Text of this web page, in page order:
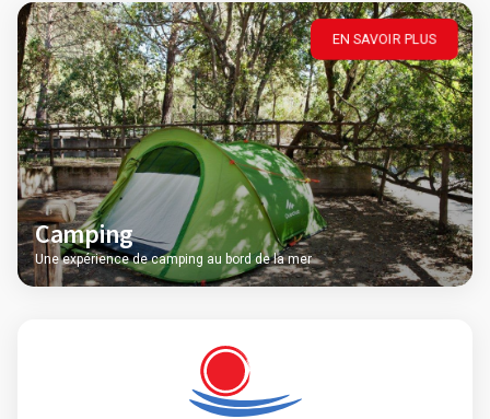
EN SAVOIR PLUS
Camping
Une expérience de camping au bord de la mer